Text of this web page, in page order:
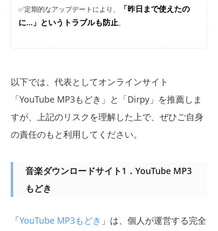
✅定期的なアップデートにより、
「昨日まで使えたの
に…」というトラブルも防止。
以下では、代表としてオンラインサイト
「YouTube MP3もどき」と「Dirpy」を推薦しま
すが、上記のリスクを理解した上で、ぜひご自身
の責任のもと利用してください。
音楽ダウンロードサイト1．YouTube MP3
もどき
「YouTube MP3もどき 」は、個人が運営する完全